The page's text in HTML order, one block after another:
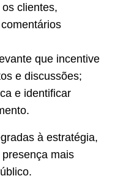
clientes,
que incentive
e discussões;
e identificar
à estratégia,
mais